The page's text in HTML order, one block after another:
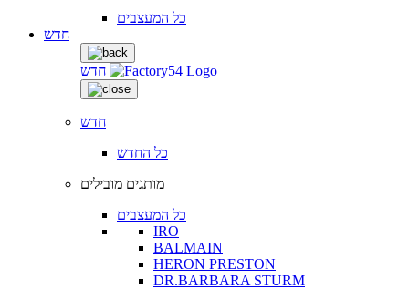
כל המעצבים
חדש
חדש
חדש
כל החדש
מותגים מובילים
כל המעצבים
IRO
BALMAIN
HERON PRESTON
DR.BARBARA STURM